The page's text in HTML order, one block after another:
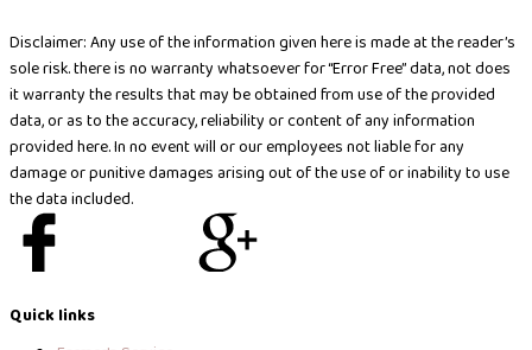
Disclaimer: Any use of the information given here is made at the reader’s
sole risk. there is no warranty whatsoever for “Error Free” data, not does
it warranty the results that may be obtained from use of the provided
data, or as to the accuracy, reliability or content of any information
provided here. In no event will or our employees not liable for any
damage or punitive damages arising out of the use of or inability to use
the data included.
I
c
I
c
Quick links